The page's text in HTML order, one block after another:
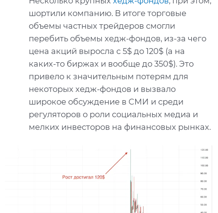
шортили компанию. В итоге торговые
объемы частных трейдеров смогли
перебить объемы хедж-фондов, из-за чего
цена акций выросла с 5$ до 120$ (а на
каких-то биржах и вообще до 350$). Это
привело к значительным потерям для
некоторых хедж-фондов и вызвало
широкое обсуждение в СМИ и среди
регуляторов о роли социальных медиа и
мелких инвесторов на финансовых рынках.